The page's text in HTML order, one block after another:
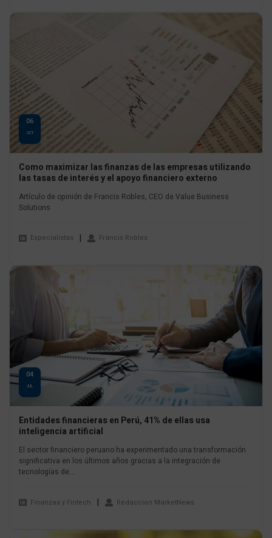
06
OCT
Como maximizar las finanzas de las empresas utilizando
las tasas de interés y el apoyo financiero externo
Artículo de opinión de Francis Robles, CEO de Value Business
Solutions
Especialistas Francis Robles
04
JUL
Entidades financieras en Perú, 41% de ellas usa
inteligencia artificial
El sector financiero peruano ha experimentado una transformación
significativa en los últimos años gracias a la integración de
tecnologías de...
Finanzas y Fintech Redaccion MarketNews